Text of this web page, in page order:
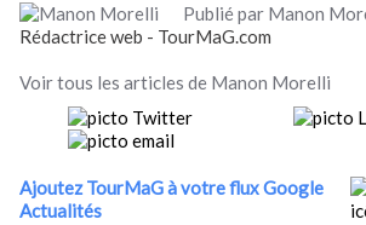
Publié par Manon
Rédactrice web - TourMaG.com
Voir tous les articles de Manon Morelli
Ajoutez TourMaG à votre flux Google
Actualités